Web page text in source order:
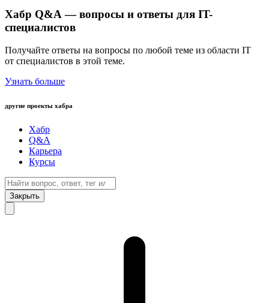
Хабр Q&A — вопросы и ответы для IT-
специалистов
Получайте ответы на вопросы по любой теме из области IT
от специалистов в этой теме.
Узнать больше
другие проекты хабра
Хабр
Q&A
Карьера
Курсы
Закрыть